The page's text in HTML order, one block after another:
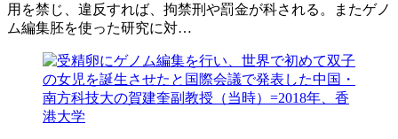
用を禁じ、違反すれば、拘禁刑や罰金が科される。またゲノ
ム編集胚を使った研究に対…